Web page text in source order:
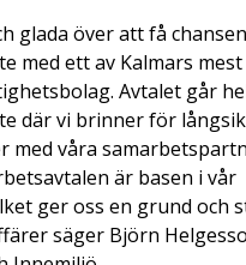
glada över att få
med ett av Kalmars mest
Avtalet går
där vi brinner för
med våra
är basen i vår
ger oss en grund och
säger Björn